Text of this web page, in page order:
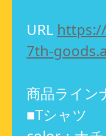
URL
7th-
商品ライン
■Tシャツ